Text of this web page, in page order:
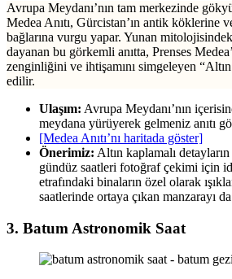
Avrupa Meydanı’nın tam merkezinde
Medea Anıtı, Gürcistan’ın antik köklerine
bağlarına vurgu yapar. Yunan
dayanan bu görkemli anıtta, Prenses
zenginliğini ve ihtişamını simgeleyen
edilir.
Ulaşım: Avrupa Meydanı’nın
meydana yürüyerek gelmeniz anıtı
[Medea Anıtı’nı haritada göster]
Önerimiz: Altın kaplamalı detayların
gündüz saatleri fotoğraf çekimi için
etrafındaki binaların özel olarak
saatlerinde ortaya çıkan manzarayı
3. Batum Astronomik Saat